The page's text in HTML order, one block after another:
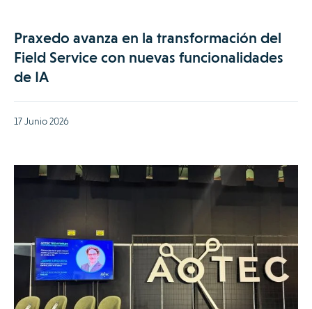
Praxedo avanza en la transformación del
Field Service con nuevas funcionalidades
de IA
17 Junio 2026